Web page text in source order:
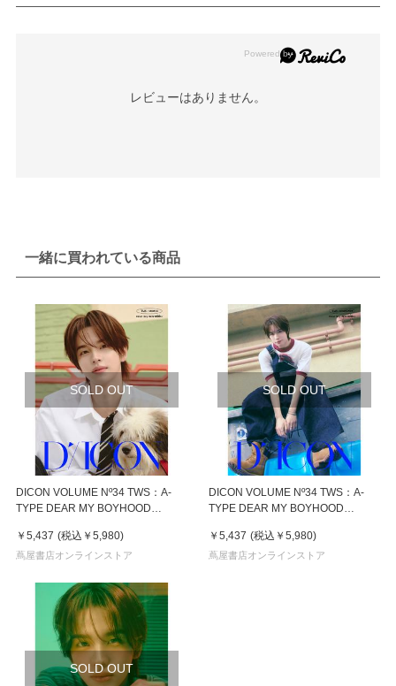
レビューはありません。
一緒に買われている商品
SOLD OUT
DICON VOLUME Nº34 TWS：A-
TYPE DEAR MY BOYHOOD
￥5,437 (税込 ￥5,980)
蔦屋書店オンラインストア
SOLD OUT
DICON VOLUME Nº34 TWS：A-
TYPE DEAR MY BOYHOOD
￥5,437 (税込 ￥5,980)
蔦屋書店オンラインストア
SOLD OUT